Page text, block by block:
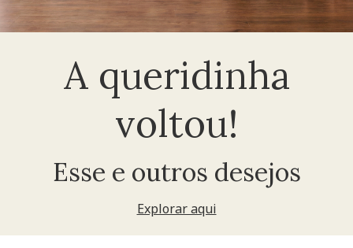
A queridinha
voltou!
Esse e outros desejos
Explorar aqui